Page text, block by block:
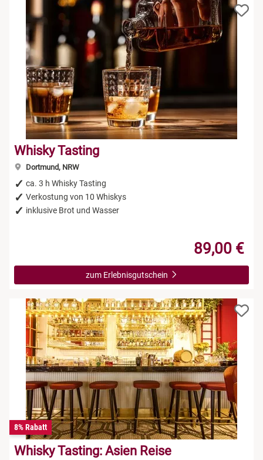
Whisky Tasting
Dortmund, NRW
ca. 3 h Whisky Tasting
Verkostung von 10 Whiskys
inklusive Brot und Wasser
89,00 €
zum Erlebnisgutschein
8% Rabatt
Whisky Tasting: Asien Reise